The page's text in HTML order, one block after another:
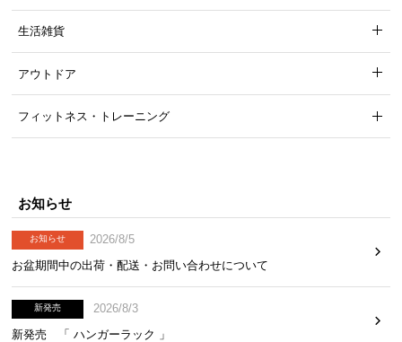
生活雑貨
アウトドア
フィットネス・トレーニング
お知らせ
お知らせ
2026/8/5
お盆期間中の出荷・配送・お問い合わせについて
新発売
2026/8/3
新発売 「 ハンガーラック 」